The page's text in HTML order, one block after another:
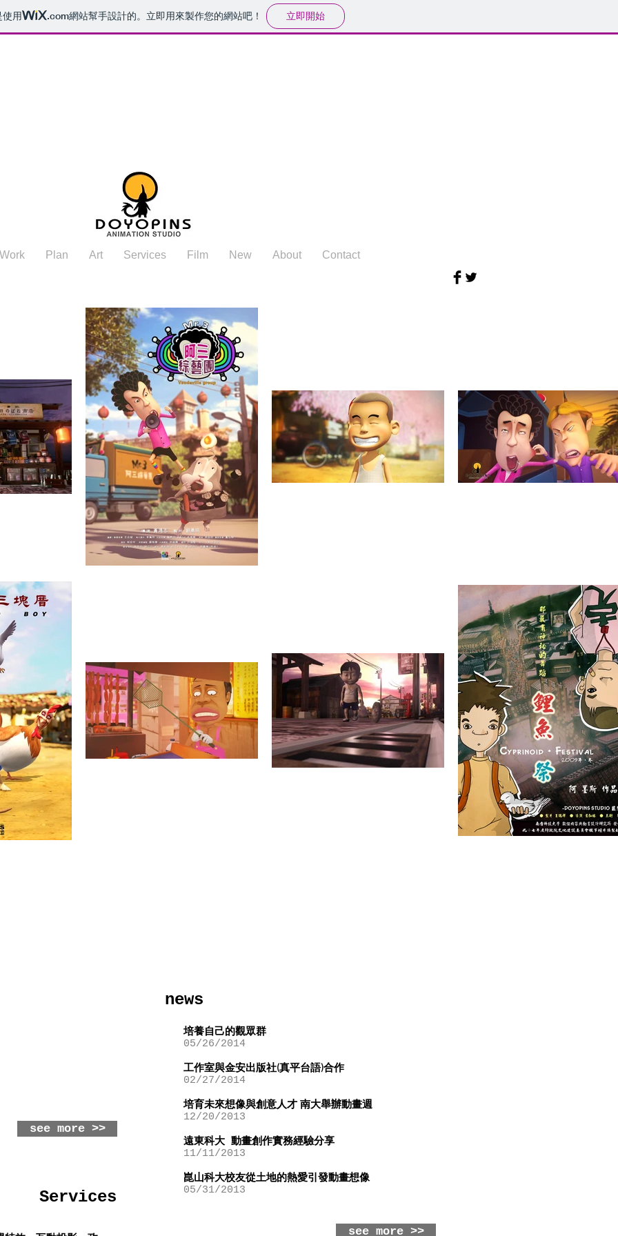
用 .com網站幫手設計的。立即用來製作您的網站吧！ 立即開始
Plan Art Services Film New About Contact
培養自己的觀眾群
05/26/2014
工作室與金安出版社(真平台語)合作
02/27/2014
培育未來想像與創意人才 南大舉辦動畫週
12/20/2013
遠東科大 動畫創作實務經驗分享
11/11/2013
崑山科大校友從土地的熱愛引發動畫想像
05/31/2013
see more >>
see more >>
news
Services